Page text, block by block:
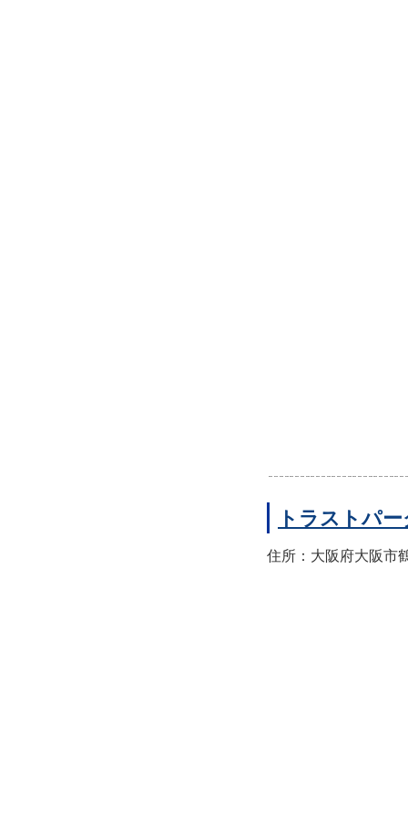
トラストパ
住所：大阪府大阪市